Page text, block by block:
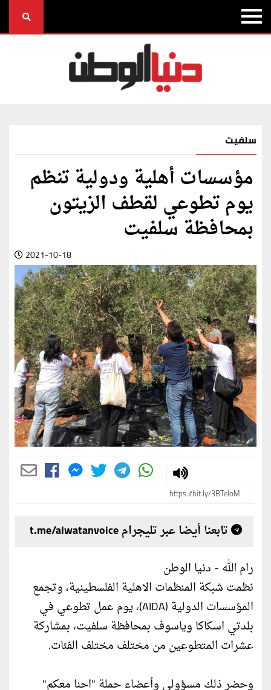
سلفيت
مؤسسات أهلية ودولية تنظم
يوم تطوعي لقطف الزيتون
بمحافظة سلفيت
2021-10-18
تابعنا أيضا عبر تليجرام t.me/alwatanvoice
رام الله - دنيا الوطن
نظمت شبكة المنظمات الاهلية الفلسطينية، وتجمع
المؤسسات الدولية (AIDA)، يوم عمل تطوعي في
بلدتي اسكاكا وياسوف بمحافظة سلفيت، بمشاركة
عشرات المتطوعين من مختلف مختلف الفئات.
وحضر ذلك مسؤولي وأعضاء حملة "احنا معكم"